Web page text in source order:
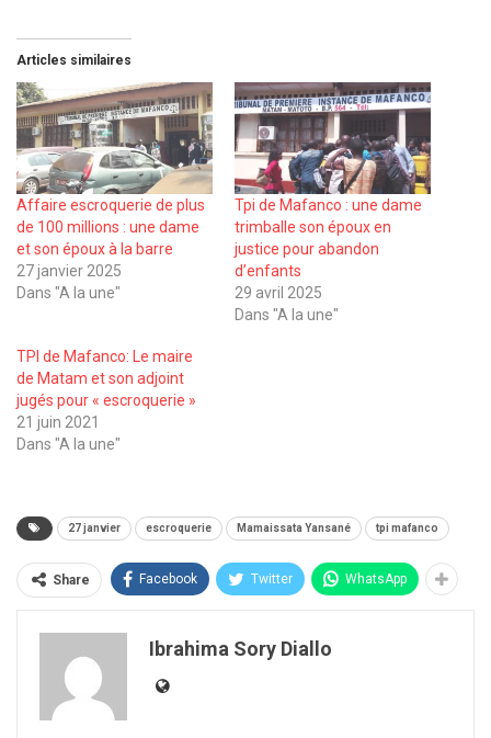
Articles similaires
Affaire escroquerie de plus
de 100 millions : une dame
et son époux à la barre
27 janvier 2025
Dans "A la une"
Tpi de Mafanco : une dame
trimballe son époux en
justice pour abandon
d’enfants
29 avril 2025
Dans "A la une"
TPI de Mafanco: Le maire
de Matam et son adjoint
jugés pour « escroquerie »
21 juin 2021
Dans "A la une"
27 janvier escroquerie Mamaissata Yansané tpi mafanco
Share Facebook Twitter WhatsApp
Ibrahima Sory Diallo